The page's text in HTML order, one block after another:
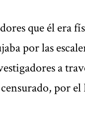
que él era
por las
a
por